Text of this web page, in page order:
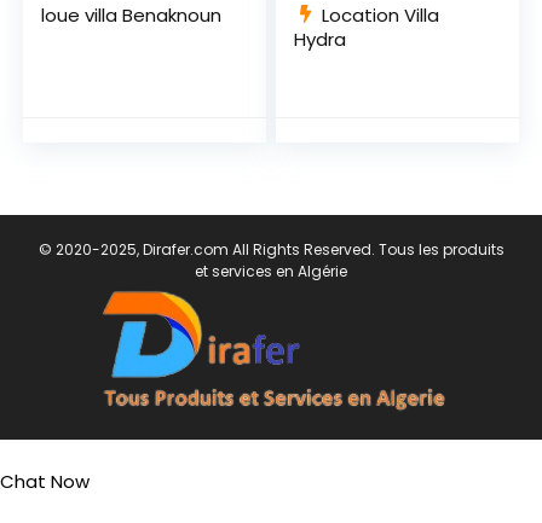
loue villa Benaknoun
Location Villa
Hydra
© 2020-2025, Dirafer.com All Rights Reserved. Tous les produits
et services en Algérie
Chat Now